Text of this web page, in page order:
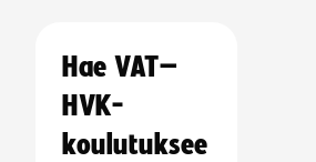
Hae VAT–
HVK-
koulutuksee